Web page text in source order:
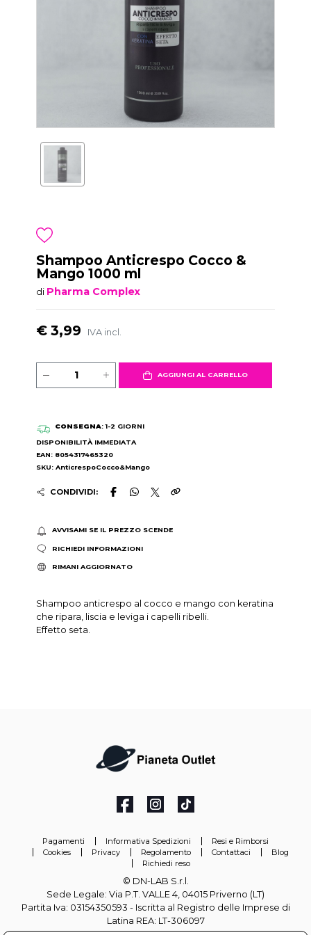
Shampoo Anticrespo Cocco &
Mango 1000 ml
di Pharma Complex
€ 3,99 IVA incl.
AGGIUNGI AL CARRELLO
CONSEGNA: 1-2 GIORNI
DISPONIBILITÀ IMMEDIATA
EAN: 8054317465320
SKU: AnticrespoCocco&Mango
CONDIVIDI:
AVVISAMI SE IL PREZZO SCENDE
RICHIEDI INFORMAZIONI
RIMANI AGGIORNATO
Shampoo anticrespo al cocco e mango con keratina
che ripara, liscia e leviga i capelli ribelli.
Effetto seta.
Pagamenti Informativa Spedizioni
Resi e Rimborsi
Cookies
Privacy Regolamento Contattaci
Blog
Richiedi reso
© DN-LAB S.r.l.
Sede Legale: Via P.T. VALLE 4, 04015 Priverno (LT)
Partita Iva: 03154350593 - Iscritta al Registro delle Imprese di
Latina REA: LT-306097